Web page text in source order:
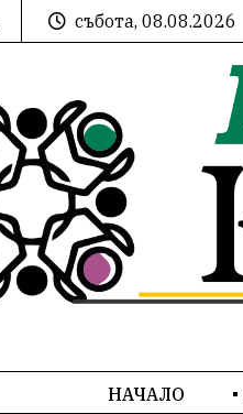
събота, 08.08.2026
НАЧАЛО